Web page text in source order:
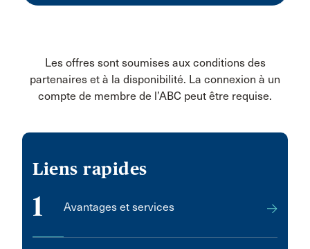
Les offres sont soumises aux conditions des
partenaires et à la disponibilité. La connexion à un
compte de membre de l’ABC peut être requise.
Liens rapides
1 Avantages et services